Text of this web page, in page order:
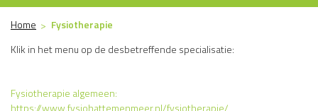
Home
Fysiotherapie
Klik in het menu op de desbetreffende specialisatie:
Fysiotherapie algemeen:
https://www.fysiohattemenmeer.nl/fysiotherapie/